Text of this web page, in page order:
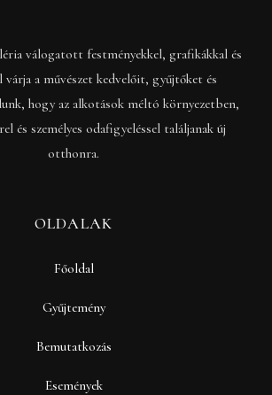
válogatott festményekkel, grafikákkal és
várja a művészet kedvelőit, gyűjtőket és
hogy az alkotások méltó környezetben,
és személyes odafigyeléssel találjanak új
otthonra.
OLDALAK
Főoldal
Gyűjtemény
Bemutatkozás
Események